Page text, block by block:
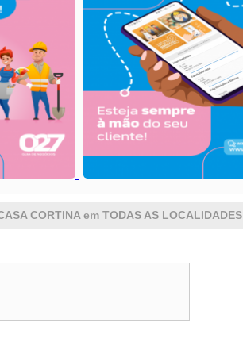
CORTINA em TODAS AS LOCALIDADES